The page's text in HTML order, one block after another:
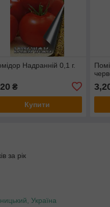
Надранній 0,1 г.
₴
Купити
за рік
Україна